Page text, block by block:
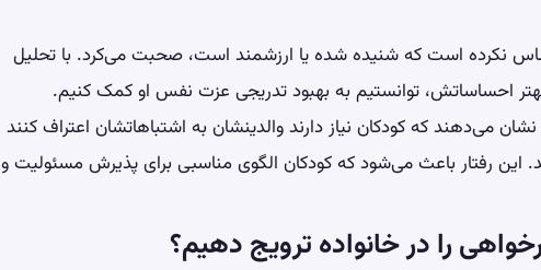
نکرده است که شنیده شده یا ارزشمند است، صحبت می‌کرد. با تحلیل
احساساتش، توانستیم به بهبود تدریجی عزت نفس او کمک کنیم.
می‌دهند که کودکان نیاز دارند والدینشان به اشتباهاتشان اعتراف کنند
این رفتار باعث می‌شود که کودکان الگوی مناسبی برای پذیرش مسئولیت و
را در خانواده ترویج دهیم؟